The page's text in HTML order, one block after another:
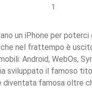
1
un iPhone per poterci
che nel frattempo è
Android, WebOs,
sviluppato il famoso
diventata famosa oltre